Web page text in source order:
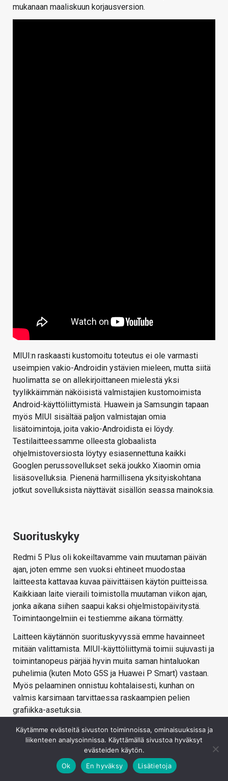
mukanaan maaliskuun korjausversion.
MIUI:n raskaasti kustomoitu toteutus ei ole varmasti
useimpien vakio-Androidin ystävien mieleen, mutta siitä
huolimatta se on allekirjoittaneen mielestä yksi
tyylikkäimmän näköisistä valmistajien kustomoimista
Android-käyttöliittymistä. Huawein ja Samsungin tapaan
myös MIUI sisältää paljon valmistajan omia
lisätoimintoja, joita vakio-Androidista ei löydy.
Testilaitteessamme olleesta globaalista
ohjelmistoversiosta löytyy esiasennettuna kaikki
Googlen perussovellukset sekä joukko Xiaomin omia
lisäsovelluksia. Pienenä harmillisena yksityiskohtana
jotkut sovelluksista näyttävät sisällön seassa mainoksia.
Suorituskyky
Redmi 5 Plus oli kokeiltavamme vain muutaman päivän
ajan, joten emme sen vuoksi ehtineet muodostaa
laitteesta kattavaa kuvaa päivittäisen käytön puitteissa.
Kaikkiaan laite vieraili toimistolla muutaman viikon ajan,
jonka aikana siihen saapui kaksi ohjelmistopäivitystä.
Toimintaongelmiin ei testiemme aikana törmätty.
Laitteen käytännön suorituskyvyssä emme havainneet
mitään valittamista. MIUI-käyttöliittymä toimii sujuvasti ja
toimintanopeus pärjää hyvin muita saman hintaluokan
puhelimia (kuten Moto G5S ja Huawei P Smart) vastaan.
Myös pelaaminen onnistuu kohtalaisesti, kunhan on
valmis karsimaan tarvittaessa raskaampien pelien
grafiikka-asetuksia.
Raa’alta suorituskyvyltään Redmi 5 Plus on samassa
luokassa muiden Snapdragon 625 –piirillisten laitteiden
kanssa. Alle 250 euron hintaluokassa sen nopeus riittää
varsin mukavasti useimpia kilpailijoita vastaan.
Käytämme evästeitä sivuston toiminnoissa, ominaisuuksissa ja
liikenteen analysoinnissa. Käyttämällä sivustoa hyväksyt
evästeiden käytön.
Ok
En hyväksy Lisätietoja